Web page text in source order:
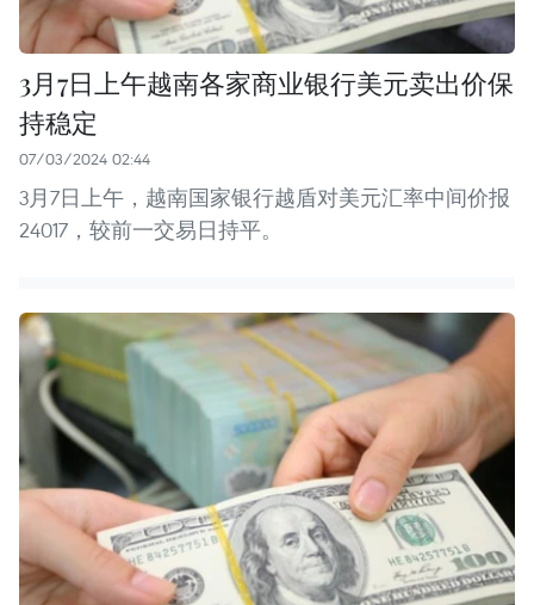
3月7日上午越南各家商业银行美元卖出价保
持稳定
07/03/2024 02:44
3月7日上午，越南国家银行越盾对美元汇率中间价报
24017，较前一交易日持平。